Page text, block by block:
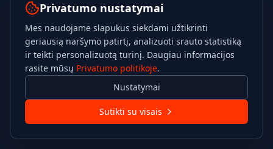
Privatumo nustatymai
Mes naudojame slapukus siekdami užtikrinti
geriausią naršymo patirtį, analizuoti srauto statistiką
ir teikti personalizuotą turinį. Daugiau informacijos
rasite mūsų Privatumo politikoje.
Nustatymai
Sutikti su visais